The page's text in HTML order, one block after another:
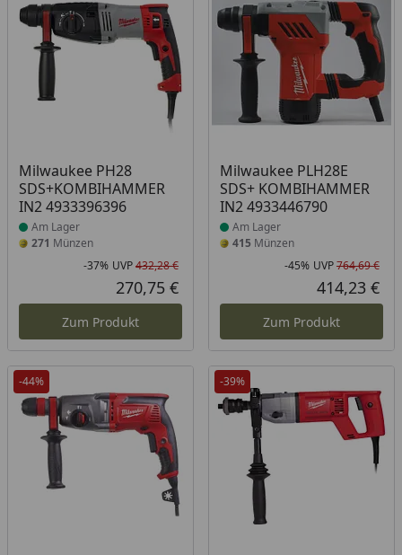
Milwaukee PH28
SDS+KOMBIHAMMER
IN2 4933396396
Produkt am Lager
Am Lager
271 Münzen
Rabatt in Prozent
-37%
Ursprünglicher Preis
UVP432,28 €
Aktueller Preis
270,75 €
Zum Produkt
Milwaukee PLH28E
SDS+ KOMBIHAMMER
IN2 4933446790
Produkt am Lager
Am Lager
415 Münzen
-45% UVP764,69 €
414,23 €
Zum Produkt
-44% -39%